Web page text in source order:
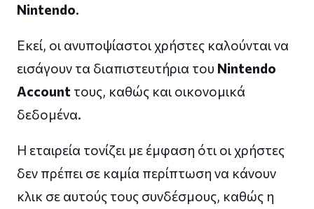
Nintendo.
Εκεί, οι ανυποψίαστοι χρήστες καλούνται να
εισάγουν τα διαπιστευτήρια του Nintendo
Account τους, καθώς και οικονομικά
δεδομένα.
Η εταιρεία τονίζει με έμφαση ότι οι χρήστες
δεν πρέπει σε καμία περίπτωση να κάνουν
κλικ σε αυτούς τους συνδέσμους, καθώς η